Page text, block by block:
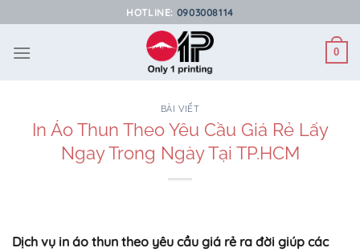
qua
nội
HOTLINE: 0903008114
0
BÀI VIẾT
In Áo Thun Theo Yêu Cầu Giá Rẻ Lấy
Ngay Trong Ngày Tại TP.HCM
Dịch vụ in áo thun theo yêu cầu giá rẻ ra đời giúp các